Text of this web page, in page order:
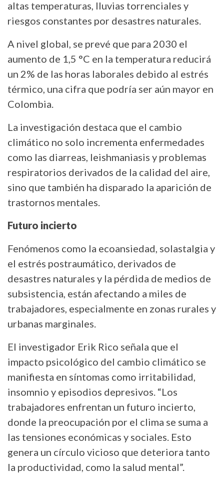
altas temperaturas, lluvias torrenciales y
riesgos constantes por desastres naturales.
A nivel global, se prevé que para 2030 el
aumento de 1,5 °C en la temperatura reducirá
un 2% de las horas laborales debido al estrés
térmico, una cifra que podría ser aún mayor en
Colombia.
La investigación destaca que el cambio
climático no solo incrementa enfermedades
como las diarreas, leishmaniasis y problemas
respiratorios derivados de la calidad del aire,
sino que también ha disparado la aparición de
trastornos mentales.
Futuro incierto
Fenómenos como la ecoansiedad, solastalgia y
el estrés postraumático, derivados de
desastres naturales y la pérdida de medios de
subsistencia, están afectando a miles de
trabajadores, especialmente en zonas rurales y
urbanas marginales.
El investigador Erik Rico señala que el
impacto psicológico del cambio climático se
manifiesta en síntomas como irritabilidad,
insomnio y episodios depresivos. “Los
trabajadores enfrentan un futuro incierto,
donde la preocupación por el clima se suma a
las tensiones económicas y sociales. Esto
genera un círculo vicioso que deteriora tanto
la productividad, como la salud mental”.